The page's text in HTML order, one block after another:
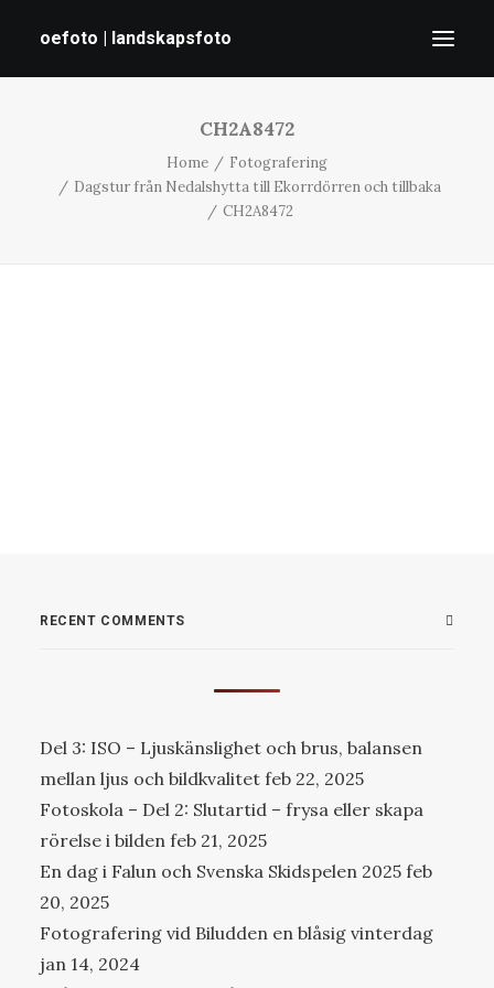
oefoto | landskapsfoto
CH2A8472
Home
Fotografering
Dagstur från Nedalshytta till Ekorrdörren och tillbaka
CH2A8472
RECENT COMMENTS
Del 3: ISO – Ljuskänslighet och brus, balansen
mellan ljus och bildkvalitet feb 22, 2025
Fotoskola – Del 2: Slutartid – frysa eller skapa
rörelse i bilden feb 21, 2025
En dag i Falun och Svenska Skidspelen 2025 feb
20, 2025
Fotografering vid Biludden en blåsig vinterdag
jan 14, 2024